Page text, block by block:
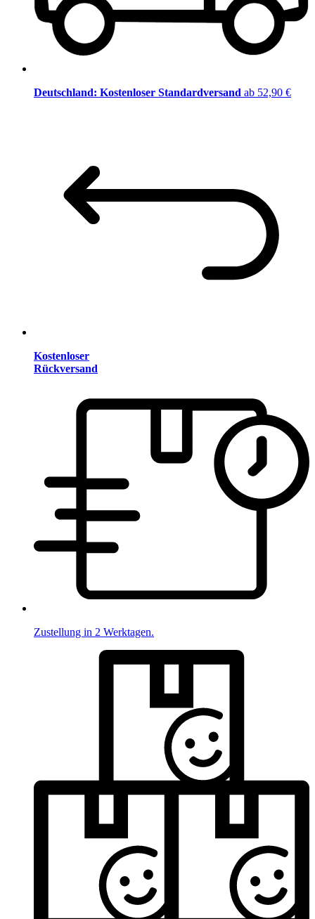
Deutschland: Kostenloser Standardversand ab 52,90 €
Kostenloser
Rückversand
Zustellung in 2 Werktagen.